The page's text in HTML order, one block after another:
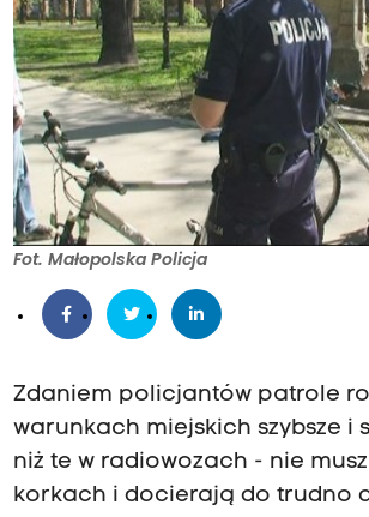
Fot. Małopolska Policja
Zdaniem policjantów patrole
warunkach miejskich szybsze i
niż te w radiowozach - nie
korkach i docierają do trudno